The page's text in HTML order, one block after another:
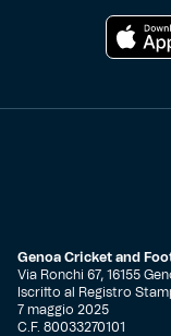
Genoa Cricket and
Via Ronchi 67, 16155
Iscritto al Registro
7 maggio 2025
C.F. 80033270101